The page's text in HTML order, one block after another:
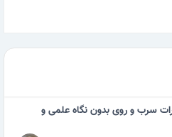
سرب و روی بدون نگاه علمی و